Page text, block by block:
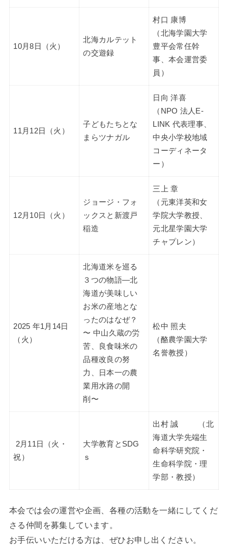
10月8日（火）
北海カルテット
の交遊録
村口 康博
（北海学園大学
豊平会常任幹
事、本会運営委
員）
11月12日（火）
子どもたちとな
まらツナガル
日向 洋喜
（NPO 法人E-
LINK 代表理事、
中央小学校地域
コーディネータ
ー）
12月10日（火）
ジョージ・フォ
ックスと新渡戸
稲造
三上 章
（元東洋英和女
学院大学教授、
元北星学園大学
チャプレン）
2025 年1月14日
（火）
北海道米を巡る
３つの物語―北
海道が美味しい
お米の産地とな
ったのはなぜ？
〜 中山久蔵の労
苦、良食味米の
品種改良の努
力、日本一の農
業用水路の開
削〜
松中 照夫
（酪農学園大学
名誉教授）
2月11日（火・
祝）
大学教育とSDG
ｓ
出村 誠 （北
海道大学先端生
命科学研究院・
生命科学院・理
学部・教授）
本会では会の運営や企画、各種の活動を一緒にしてくだ
さる仲間を募集しています。
お手伝いいただける方は、ぜひお申し出ください。